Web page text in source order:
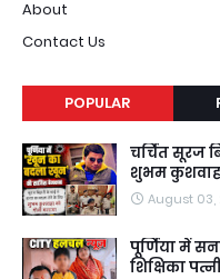
About
Contact Us
POPULAR
चर्चित सूरज
शुभम
August 03,
पूर्णिया में
शिक्षिका